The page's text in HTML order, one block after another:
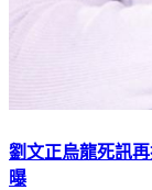
劉文正烏龍死訊
曝